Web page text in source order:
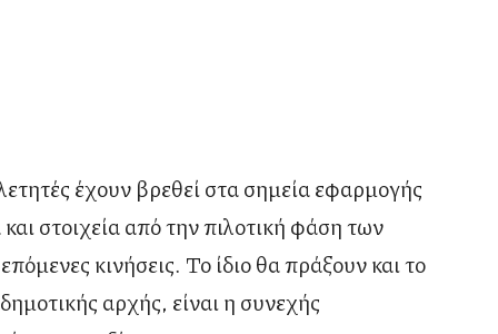
έχουν βρεθεί στα σημεία εφαρμογής
στοιχεία από την πιλοτική φάση των
κινήσεις. Το ίδιο θα πράξουν και το
αρχής, είναι η συνεχής